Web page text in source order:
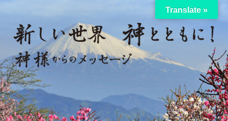
Translate »